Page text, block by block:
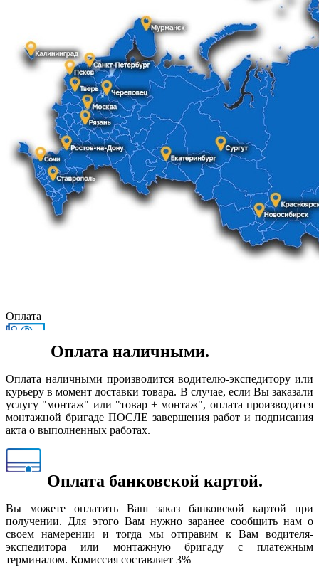
Оплата
Оплата наличными.
Оплата наличными производится водителю-экспедитору или
курьеру в момент доставки товара. В случае, если Вы заказали
услугу "монтаж" или "товар + монтаж", оплата производится
монтажной бригаде ПОСЛЕ завершения работ и подписания
акта о выполненных работах.
Оплата банковской картой.
Вы можете оплатить Ваш заказ банковской картой при
получении. Для этого Вам нужно заранее сообщить нам о
своем намерении и тогда мы отправим к Вам водителя-
экспедитора или монтажную бригаду с платежным
терминалом. Комиссия составляет 3%